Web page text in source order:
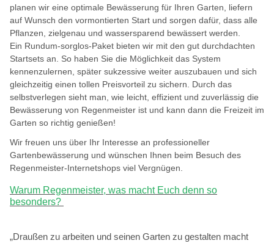
planen wir eine optimale Bewässerung für Ihren Garten, liefern
auf Wunsch den vormontierten Start und sorgen dafür, dass alle
Pflanzen, zielgenau und wassersparend bewässert werden.
Ein Rundum-sorglos-Paket bieten wir mit den gut durchdachten
Startsets an. So haben Sie die Möglichkeit das System
kennenzulernen, später sukzessive weiter auszubauen und sich
gleichzeitig einen tollen Preisvorteil zu sichern. Durch das
selbstverlegen sieht man, wie leicht, effizient und zuverlässig die
Bewässerung von Regenmeister ist und kann dann die Freizeit im
Garten so richtig genießen!
Wir freuen uns über Ihr Interesse an professioneller
Gartenbewässerung und wünschen Ihnen beim Besuch des
Regenmeister-Internetshops viel Vergnügen.
Warum Regenmeister, was macht Euch denn so
besonders?
„Draußen zu arbeiten und seinen Garten zu gestalten macht